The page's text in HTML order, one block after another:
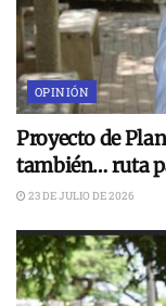
OPINIÓN
Proyecto de
también… ruta
23 DE JULIO DE 2026